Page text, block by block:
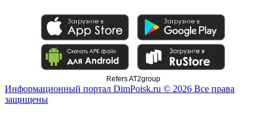
Refers AT2group
Информационный портал DimPoisk.ru © 2026 Все права
защищены